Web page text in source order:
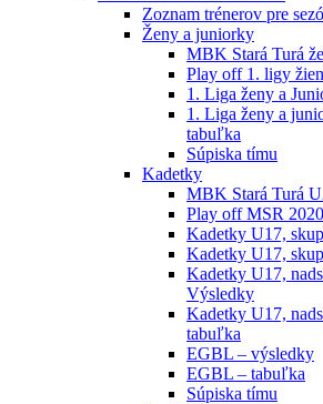
Zoznam trénerov pre
Ženy a juniorky
MBK Stará Turá
Play off 1. ligy
1. Liga ženy a
1. Liga ženy a
tabuľka
Súpiska tímu
Kadetky
MBK Stará Turá
Play off MSR
Kadetky U17,
Kadetky U17,
Kadetky U17,
Výsledky
Kadetky U17,
tabuľka
EGBL – výsledky
EGBL – tabuľka
Súpiska tímu